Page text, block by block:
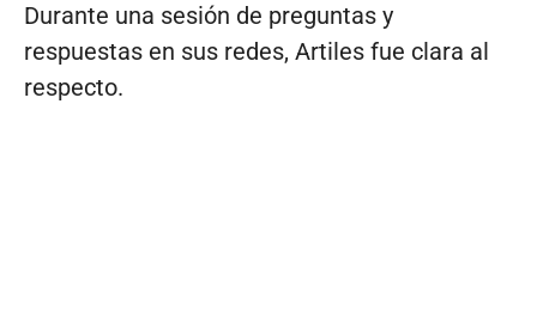
Durante una sesión de preguntas y
respuestas en sus redes, Artiles fue clara al
respecto.